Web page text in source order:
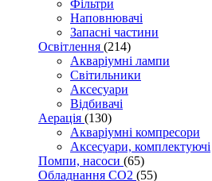
Фільтри
Наповнювачі
Запасні частини
Освітлення (214)
Акваріумні лампи
Світильники
Аксесуари
Відбивачі
Аерація (130)
Акваріумні компресори
Аксесуари, комплектуючі
Помпи, насоси (65)
Обладнання CO2 (55)